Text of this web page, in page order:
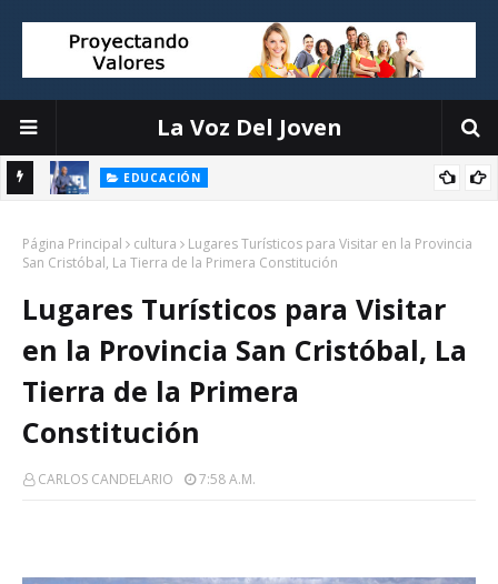
La Voz Del Joven
EDUCACIÓN
herramienta para formar ciudadanos críticos y fortalecer la
Página Principal cultura
Lugares Turísticos para Visitar en la Provincia
San Cristóbal, La Tierra de la Primera Constitución
Lugares Turísticos para Visitar
en la Provincia San Cristóbal, La
Tierra de la Primera
Constitución
CARLOS CANDELARIO 7:58 A.m.